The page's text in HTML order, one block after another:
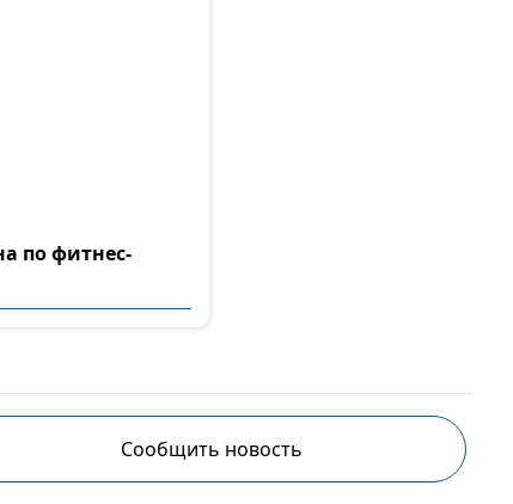
по фитнес-
Сообщить новость